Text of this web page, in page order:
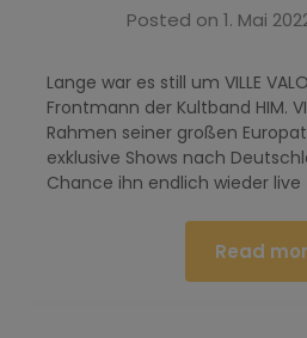
Posted on 1. Mai
Lange war es still um VILLE
Frontmann der Kultband HIM.
Rahmen seiner großen
exklusive Shows nach
Chance ihn endlich wieder live
Read